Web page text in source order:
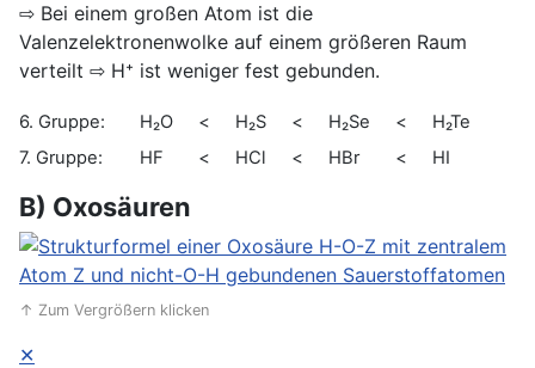
⇨ Bei einem großen Atom ist die
Valenzelektronenwolke auf einem größeren Raum
verteilt ⇨ H⁺ ist weniger fest gebunden.
6. Gruppe: H₂O < H₂S < H₂Se <
H₂Te
7. Gruppe:
HF < HCl < HBr < HI
B) Oxosäuren
↑ Zum Vergrößern klicken
✕